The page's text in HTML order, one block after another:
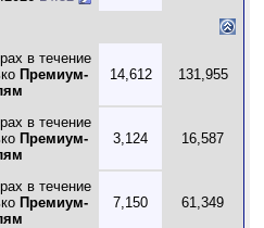
в течение
Премиум-
14,612 131,955
в течение
Премиум-
3,124 16,587
в течение
Премиум-
7,150 61,349